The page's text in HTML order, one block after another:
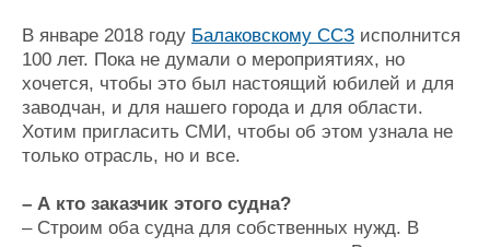
В январе 2018 году Балаковскому ССЗ исполнится
100 лет. Пока не думали о мероприятиях, но
хочется, чтобы это был настоящий юбилей и для
заводчан, и для нашего города и для области.
Хотим пригласить СМИ, чтобы об этом узнала не
только отрасль, но и все.
– А кто заказчик этого судна?
– Строим оба судна для собственных нужд. В